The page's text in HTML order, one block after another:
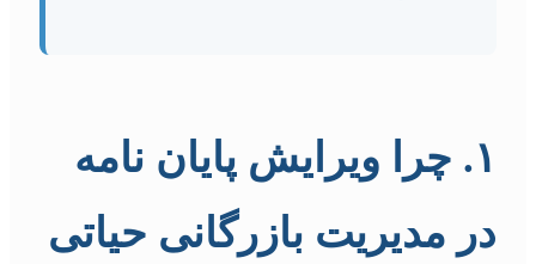
۱. چرا ویرایش پایان نامه
در مدیریت بازرگانی حیاتی